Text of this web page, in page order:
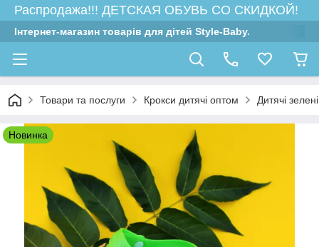
Распродажа!!! ДЕТСКАЯ ОБУВЬ СО СКИДКОЙ!
Інтернет-магазин товарів для дітей Style-Baby.
Товари та послуги Крокси дитячі оптом Дитячі
Новинка